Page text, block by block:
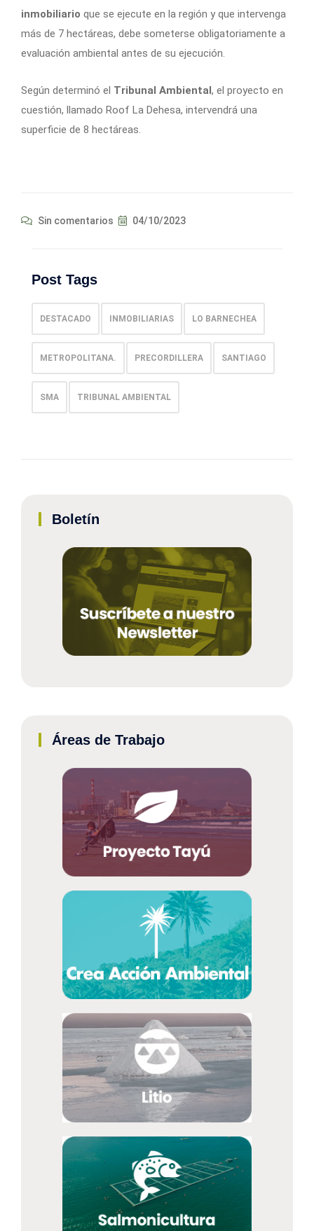
inmobiliario que se ejecute en la región y que intervenga
más de 7 hectáreas, debe someterse obligatoriamente a
evaluación ambiental antes de su ejecución.
Según determinó el Tribunal Ambiental, el proyecto en
cuestión, llamado Roof La Dehesa, intervendrá una
superficie de 8 hectáreas.
Sin comentarios 04/10/2023
Post Tags
DESTACADO INMOBILIARIAS LO BARNECHEA
METROPOLITANA. PRECORDILLERA SANTIAGO
SMA TRIBUNAL AMBIENTAL
Boletín
Áreas de Trabajo